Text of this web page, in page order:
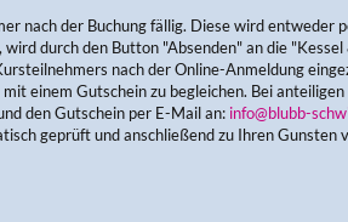
nach der Buchung fällig. Diese wird entweder
wird durch den Button "Absenden" an die
nach der Online-Anmeldung
einem Gutschein zu begleichen. Bei
den Gutschein per E-Mail an: info@blubb-
geprüft und anschließend zu Ihren Gunsten